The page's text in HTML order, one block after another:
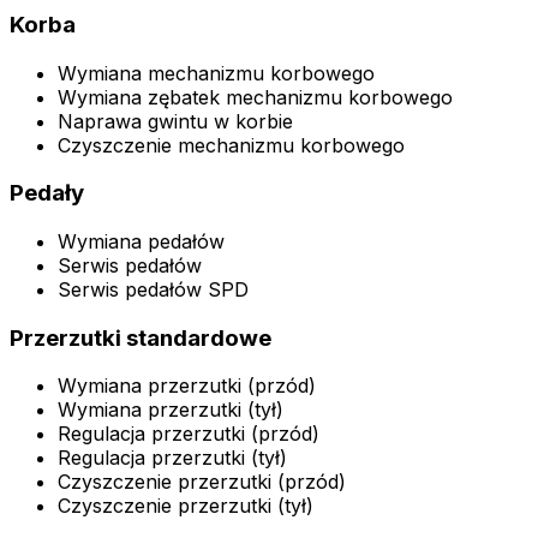
Korba
Wymiana mechanizmu korbowego
Wymiana zębatek mechanizmu korbowego
Naprawa gwintu w korbie
Czyszczenie mechanizmu korbowego
Pedały
Wymiana pedałów
Serwis pedałów
Serwis pedałów SPD
Przerzutki standardowe
Wymiana przerzutki (przód)
Wymiana przerzutki (tył)
Regulacja przerzutki (przód)
Regulacja przerzutki (tył)
Czyszczenie przerzutki (przód)
Czyszczenie przerzutki (tył)